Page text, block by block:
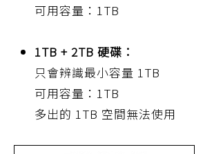
可用容量：1TB
1TB + 2TB 硬碟：
只會辨識最小容量 1TB
可用容量：1TB
多出的 1TB 空間無法使用